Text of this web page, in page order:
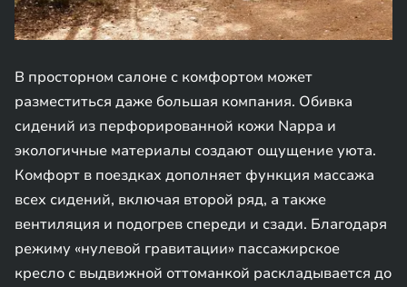
В просторном салоне с комфортом может
разместиться даже большая компания. Обивка
сидений из перфорированной кожи Nappa и
экологичные материалы создают ощущение уюта.
Комфорт в поездках дополняет функция массажа
всех сидений, включая второй ряд, а также
вентиляция и подогрев спереди и сзади. Благодаря
режиму «нулевой гравитации» пассажирское
кресло с выдвижной оттоманкой раскладывается до